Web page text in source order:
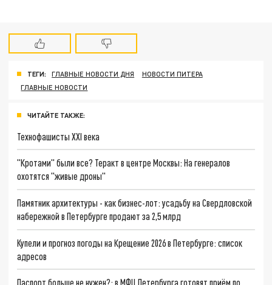
ТЕГИ: ГЛАВНЫЕ НОВОСТИ ДНЯ
НОВОСТИ ПИТЕРА
ГЛАВНЫЕ НОВОСТИ
ЧИТАЙТЕ ТАКЖЕ:
Технофашисты XXI века
"Кротами" были все? Теракт в центре Москвы: На генералов
охотятся "живые дроны"
Памятник архитектуры - как бизнес-лот: усадьбу на Свердловской
набережной в Петербурге продают за 2,5 млрд
Купели и прогноз погоды на Крещение 2026 в Петербурге: список
адресов
Паспорт больше не нужен?: в МФЦ Петербурга готовят приём по